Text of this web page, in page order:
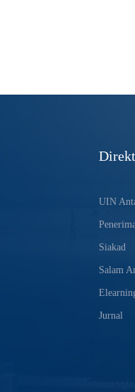
UIN
Siakad
Salam
Jurnal